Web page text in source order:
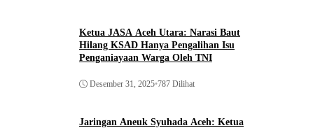
Ketua JASA Aceh Utara: Narasi Baut
Hilang KSAD Hanya Pengalihan Isu
Penganiayaan Warga Oleh TNI
Desember 31, 2025•787 Dilihat
Jaringan Aneuk Syuhada Aceh: Ketua